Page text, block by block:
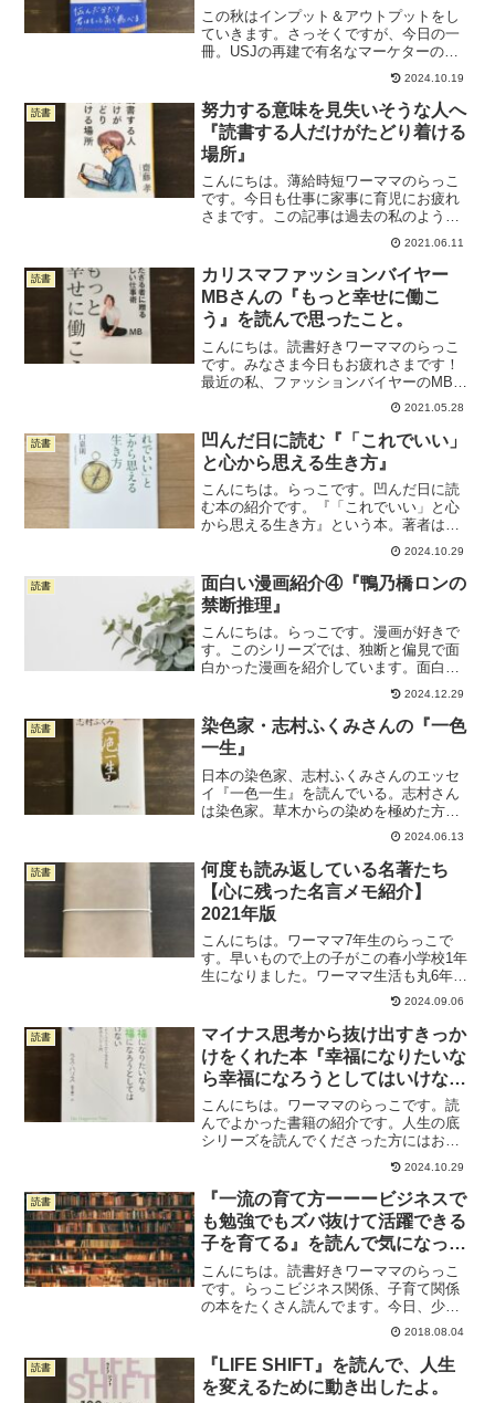
この秋はインプット＆アウトプットをし
ていきます。さっそくですが、今日の一
冊。USJの再建で有名なマーケターの森
岡毅さんが自分の娘さんにあてて書いた
本です。タイトルにも書かれていますが
「働くことの本質」だなと感じました。
学校では教えてくれない...
2024.10.19
読書
努力する意味を見失いそうな人へ
『読書する人だけがたどり着ける
場所』
こんにちは。薄給時短ワーママのらっこ
です。今日も仕事に家事に育児にお疲れ
さまです。この記事は過去の私のよう
な、育休から復帰して自信を失っている
人、頑張る意味を見失いそうになってい
る人に向けて書いています。育休から復
帰して、時短だから給料が削...
2021.06.11
読書
カリスマファッションバイヤー
MBさんの『もっと幸せに働こ
う』を読んで思ったこと。
こんにちは。読書好きワーママのらっこ
です。みなさま今日もお疲れさまです！
最近の私、ファッションバイヤーのMBさ
んの『もっと幸せに働こう』っていう本
を読んでいました。で、「この本をいま
読めてよかったな」と思ったので、ブロ
グで紹介したいと思いま...
2021.05.28
読書
凹んだ日に読む『「これでいい」
と心から思える生き方』
こんにちは。らっこです。凹んだ日に読
む本の紹介です。『「これでいい」と心
から思える生き方』という本。著者は野
口嘉則さん。「自己受容」「自己実現」
「家族関係」の専門家かつプロコーチ、
心理カウンセラーでもあります。ミリオ
ンセラーになった野口さん...
2024.10.29
読書
面白い漫画紹介④『鴨乃橋ロンの
禁断推理』
こんにちは。らっこです。漫画が好きで
す。このシリーズでは、独断と偏見で面
白かった漫画を紹介しています。面白か
った漫画シリーズの記事をすべて見るに
はこちらから今回紹介する漫画はこち
ら。私、何気に推理ものが好きです。小
説も漫画もどちらも好き。シ...
2024.12.29
読書
染色家・志村ふくみさんの『一色
一生』
日本の染色家、志村ふくみさんのエッセ
イ『一色一生』を読んでいる。志村さん
は染色家。草木からの染めを極めた方
で、人間国宝でもあるそう。今年100歳。
著書を読むのは初めて。2月に買って、4
ヶ月の積読期間を経て、いま、毎晩のよ
うに心を震わせながら...
2024.06.13
読書
何度も読み返している名著たち
【心に残った名言メモ紹介】
2021年版
こんにちは。ワーママ7年生のらっこで
す。早いもので上の子がこの春小学校1年
生になりました。ワーママ生活も丸6年、
7年目に突入です。これまでのワーママ生
活、何度も「もう辞めてしまいたい...」
とくじけそうになったことがありまし
た。それでも踏ん...
2024.09.06
読書
マイナス思考から抜け出すきっか
けをくれた本『幸福になりたいな
ら幸福になろうとしてはいけな
い』
こんにちは。ワーママのらっこです。読
んでよかった書籍の紹介です。人生の底
シリーズを読んでくださった方にはおわ
かりいただけているかと思うのですが、
私は超が何個も付くようなマイナス思考
人間でした。詳細は後述しますが、私は
いつも無いものねだりをし...
2024.10.29
読書
『一流の育て方ーーービジネスで
も勉強でもズバ抜けて活躍できる
子を育てる』を読んで気になった
ことメモ。
こんにちは。読書好きワーママのらっこ
です。らっこビジネス関係、子育て関係
の本をたくさん読んでます。今日、少し
本屋に立ち寄る時間があったので、こち
らの本↓を立ち読みしました。あまり時間
がなかったので、バーッと読んで、気に
なったところだけを覚え...
2018.08.04
読書
『LIFE SHIFT』を読んで、人生
を変えるために動き出したよ。